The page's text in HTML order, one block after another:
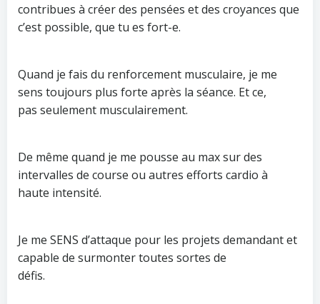
contribues à créer des pensées et des croyances que
c’est possible, que tu es fort-e.
Quand je fais du renforcement musculaire, je me
sens toujours plus forte après la séance. Et ce,
pas seulement musculairement.
De même quand je me pousse au max sur des
intervalles de course ou autres efforts cardio à
haute intensité.
Je me SENS d’attaque pour les projets demandant et
capable de surmonter toutes sortes de
défis.